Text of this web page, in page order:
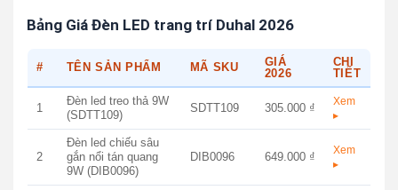
Bảng Giá Đèn LED trang trí Duhal 2026
# TÊN SẢN PHẨM MÃ SKU
GIÁ
2026
CHI
TIẾT
1
Đèn led treo thả 9W
(SDTT109)
SDTT109 305.000 ₫
Xem
▸
2
Đèn led chiếu sâu
gắn nổi tán quang
9W (DIB0096)
DIB0096 649.000 ₫
Xem
▸